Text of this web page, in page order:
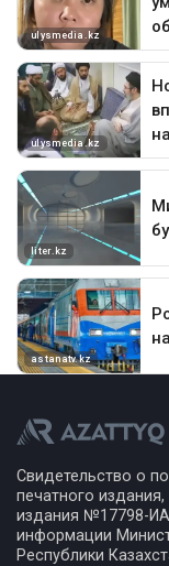
Свидетельство о
печатного
издания №17798-
информации
Республики